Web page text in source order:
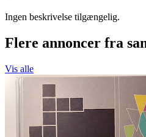
Ingen beskrivelse tilgængelig.
Flere annoncer fra
Vis alle